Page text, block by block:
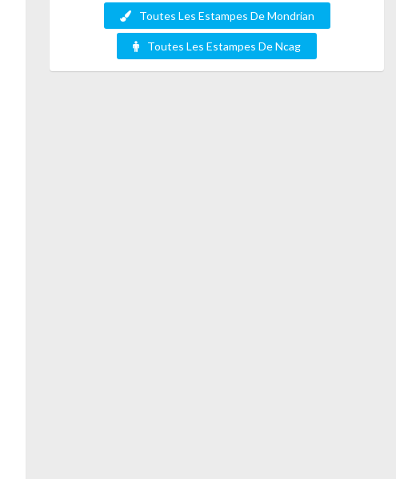
Toutes Les Estampes De Mondrian
Toutes Les Estampes De Ncag